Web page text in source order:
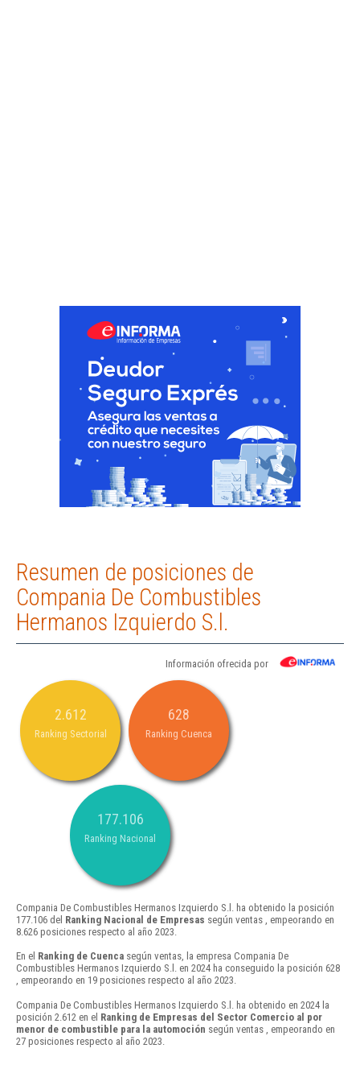
Resumen de posiciones de
Compania De Combustibles
Hermanos Izquierdo S.l.
Información ofrecida por
2.612
Ranking Sectorial
628
Ranking Cuenca
177.106
Ranking Nacional
Compania De Combustibles Hermanos Izquierdo S.l. ha obtenido la posición
177.106 del Ranking Nacional de Empresas según ventas , empeorando en
8.626 posiciones respecto al año 2023.
En el Ranking de Cuenca según ventas, la empresa Compania De
Combustibles Hermanos Izquierdo S.l. en 2024 ha conseguido la posición 628
, empeorando en 19 posiciones respecto al año 2023.
Compania De Combustibles Hermanos Izquierdo S.l. ha obtenido en 2024 la
posición 2.612 en el Ranking de Empresas del Sector Comercio al por
menor de combustible para la automoción según ventas , empeorando en
27 posiciones respecto al año 2023.